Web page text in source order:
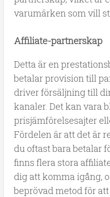
varumärken som vill
Affiliate-partnerskap
Detta är en
betalar provision till
driver försäljning till
kanaler. Det kan vara
prisjämförelsesajter
Fördelen är att det är
du oftast bara betalar
finns flera stora
dig att komma igång,
beprövad metod för